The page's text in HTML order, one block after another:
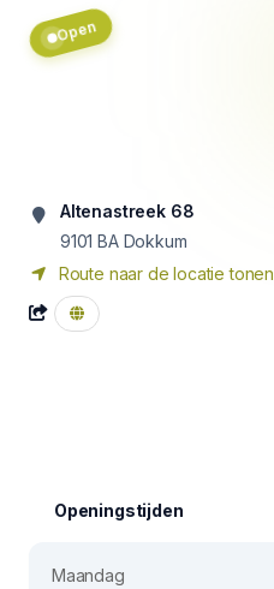
Open
Altenastreek 68
9101 BA Dokkum
Route naar de locatie tonen
Openingstijden
Maandag